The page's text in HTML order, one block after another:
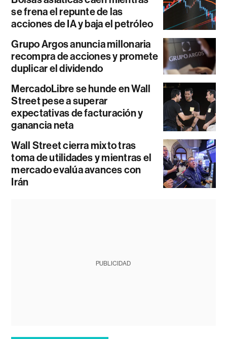
se frena el repunte de las
acciones de IA y baja el petróleo
Grupo Argos anuncia millonaria
recompra de acciones y promete
duplicar el dividendo
MercadoLibre se hunde en Wall
Street pese a superar
expectativas de facturación y
ganancia neta
Wall Street cierra mixto tras
toma de utilidades y mientras el
mercado evalúa avances con
Irán
PUBLICIDAD